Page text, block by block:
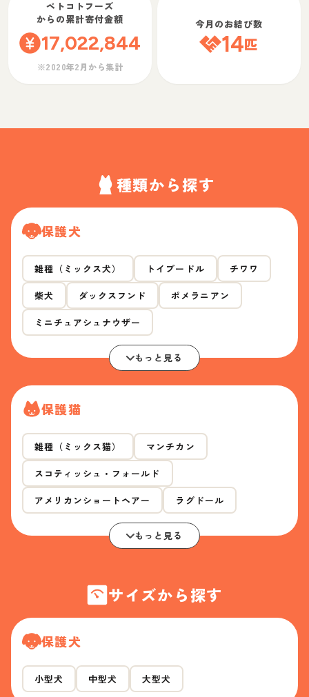
ペトコトフーズ
からの累計寄付金額
17,022,844
※2020年2月から集計
今月のお結び数
14匹
種類から探す
保護犬
雑種（ミックス犬） トイプードル チワワ
柴犬 ダックスフンド ポメラニアン
ミニチュアシュナウザー
もっと見る
保護猫
雑種（ミックス猫） マンチカン
スコティッシュ・フォールド
アメリカンショートヘアー ラグドール
もっと見る
サイズから探す
保護犬
小型犬 中型犬 大型犬